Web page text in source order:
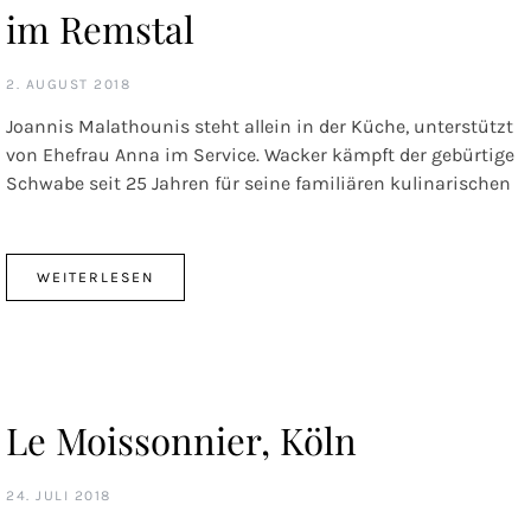
im Remstal
2. AUGUST 2018
Joannis Malathounis steht allein in der Küche, unterstützt
von Ehefrau Anna im Service. Wacker kämpft der gebürtige
Schwabe seit 25 Jahren für seine familiären kulinarischen
WEITERLESEN
Le Moissonnier, Köln
24. JULI 2018